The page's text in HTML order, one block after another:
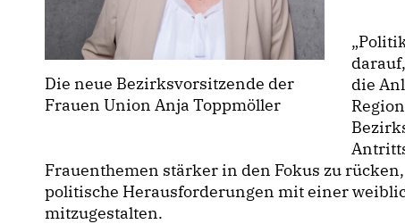
Die neue Bezirksvorsitzende der
Frauen Union Anja Toppmöller
Politik
die
Frauenthemen stärker in den Fokus zu
politische Herausforderungen mit einer
mitzugestalten.